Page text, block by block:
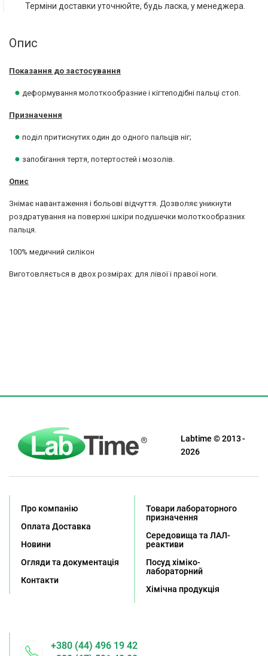
Терміни доставки уточнюйте, будь ласка, у менеджера.
Опис
Показання до застосування
● деформування молоткообразние і кігтеподібні пальці стоп.
Призначення
● поділ притиснутих один до одного пальців ніг;
● запобігання тертя, потертостей і мозолів.
Опис
Знімає навантаження і больові відчуття. Дозволяє уникнути
роздратування на поверхні шкіри подушечки молоткообразних
пальця.
100% медичний силікон
Виготовляється в двох розмірах: для лівої і правої ноги.
Labtime © 2013 -
2026
Про компанію
Оплата Доставка
Новини
Огляди та документація
Контакти
Товари лабораторного
призначення
Середовища та ЛАЛ-
реактиви
Посуд хіміко-
лабораторний
Хімічна продукція
+380 (44) 496 19 42